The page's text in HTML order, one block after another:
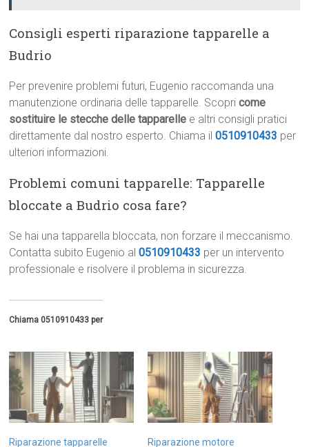
Consigli esperti riparazione tapparelle a
Budrio
Per prevenire problemi futuri, Eugenio raccomanda una
manutenzione ordinaria delle tapparelle. Scopricome
sostituire le stecche delle tapparelle e altri consigli pratici
direttamente dal nostro esperto. Chiama il0510910433 per
ulteriori informazioni.
Problemi comuni tapparelle: Tapparelle
bloccate a Budrio cosa fare?
Se hai una tapparella bloccata, non forzare il meccanismo.
Contatta subito Eugenio al0510910433 per un intervento
professionale e risolvere il problema in sicurezza.
Chiama 0510910433 per
Riparazione tapparelle Riparazione motore